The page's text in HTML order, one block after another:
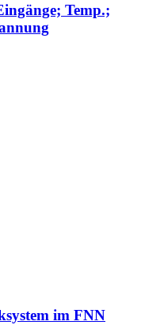
Temp.;
im FNN